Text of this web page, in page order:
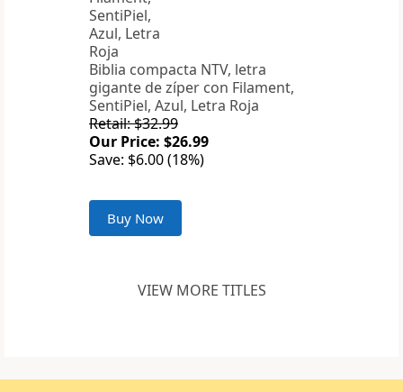
Biblia compacta NTV, letra
gigante de zíper con Filament,
SentiPiel, Azul, Letra Roja
Retail: $32.99
Our Price: $26.99
Save: $6.00 (18%)
Buy Now
VIEW MORE TITLES